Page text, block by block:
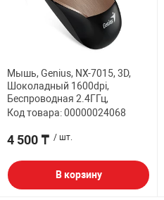
Мышь, Genius, NX-7015, 3D,
Шоколадный 1600dpi,
Беcпроводная 2.4ГГц,
Код товара: 00000024068
4 500 ₸ / шт.
В корзину